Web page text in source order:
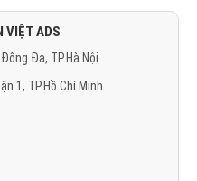
VIỆT ADS
Đa, TP.Hà Nội
1, TP.Hồ Chí Minh